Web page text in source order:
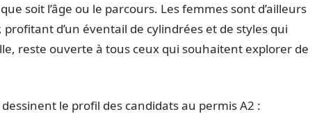
soit l’âge ou le parcours. Les femmes sont d’ailleurs
profitant d’un éventail de cylindrées et de styles qui
reste ouverte à tous ceux qui souhaitent explorer de
le profil des candidats au permis A2 :